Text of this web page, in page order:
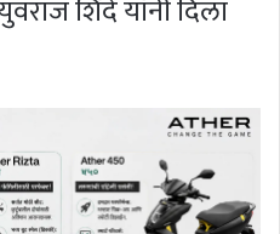
शिंदे यांनी दिला